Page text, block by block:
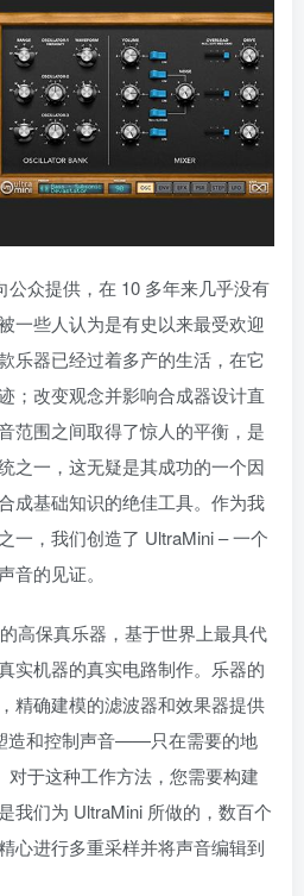
公众提供，在 10 多年来几乎没有
一些人认为是有史以来最受欢迎
乐器已经过着多产的生活，在它
；改变观念并影响合成器设计直
范围之间取得了惊人的平衡，是
之一，这无疑是其成功的一个因
成基础知识的绝佳工具。作为我
一，我们创造了 UltraMini – 一个
音的见证。
高保真乐器，基于世界上最具代
实机器的真实电路制作。乐器的
精确建模的滤波器和效果器提供
造和控制声音——只在需要的地
于这种工作方法，您需要构建
我们为 UltraMini 所做的，数百个
心进行多重采样并将声音编辑到